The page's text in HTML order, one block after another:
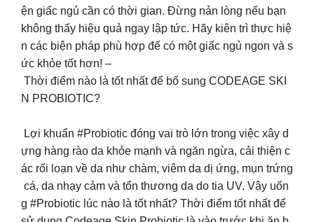
ện giấc ngủ cần có thời gian. Đừng nản lòng nếu bạn
không thấy hiệu quả ngay lập tức. Hãy kiên trì thực hiệ
n các biện pháp phù hợp để có một giấc ngủ ngon và s
ức khỏe tốt hơn! –
Thời điểm nào là tốt nhất để bổ sung CODEAGE SKI
N PROBIOTIC?
Lợi khuẩn #Probiotic đóng vai trò lớn trong việc xây d
ựng hàng rào da khỏe mạnh và ngăn ngừa, cải thiện c
ác rối loạn về da như chàm, viêm da dị ứng, mụn trứng
cá, da nhạy cảm và tổn thương da do tia UV. Vậy uốn
g #Probiotic lúc nào là tốt nhất? Thời điểm tốt nhất để